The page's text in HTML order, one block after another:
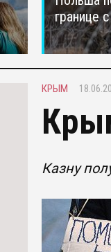
границе
КРЫМ
Казну